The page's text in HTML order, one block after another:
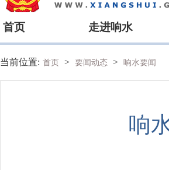
首页 走进响水
当前位置: 首页 > 要闻动态 > 响水要闻
响